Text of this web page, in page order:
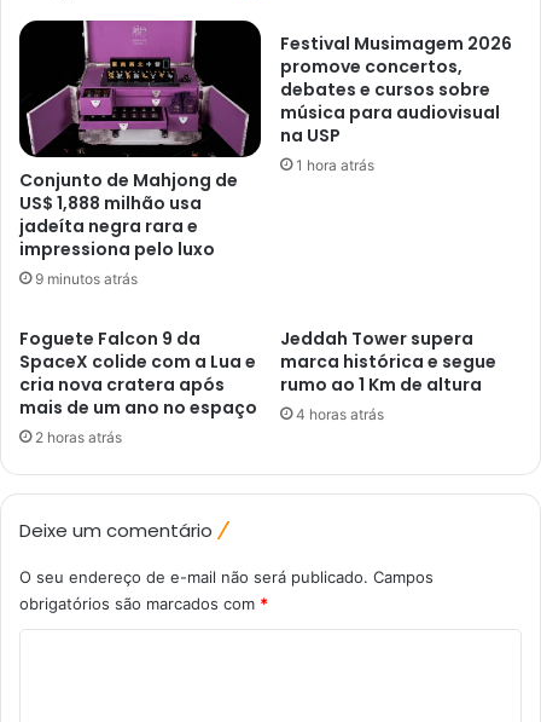
em
Conjunto de Mahjong de
US$ 1,888 milhão usa
jadeíta negra rara e
impressiona pelo luxo
9 minutos atrás
Festival Musimagem 2026
promove concertos,
debates e cursos sobre
música para audiovisual
na USP
1 hora atrás
Foguete Falcon 9 da
SpaceX colide com a Lua e
cria nova cratera após
mais de um ano no espaço
2 horas atrás
Jeddah Tower supera
marca histórica e segue
rumo ao 1 Km de altura
4 horas atrás
Deixe um comentário
O seu endereço de e-mail não será publicado. Campos
obrigatórios são marcados com *